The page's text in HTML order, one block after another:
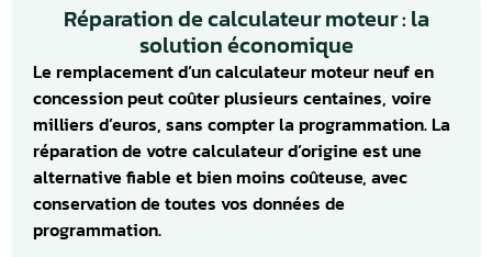
Réparation de calculateur moteur : la
solution économique
Le remplacement d’un calculateur moteur neuf en
concession peut coûter plusieurs centaines, voire
milliers d’euros, sans compter la programmation. La
réparation de votre calculateur d’origine est une
alternative fiable et bien moins coûteuse, avec
conservation de toutes vos données de
programmation.